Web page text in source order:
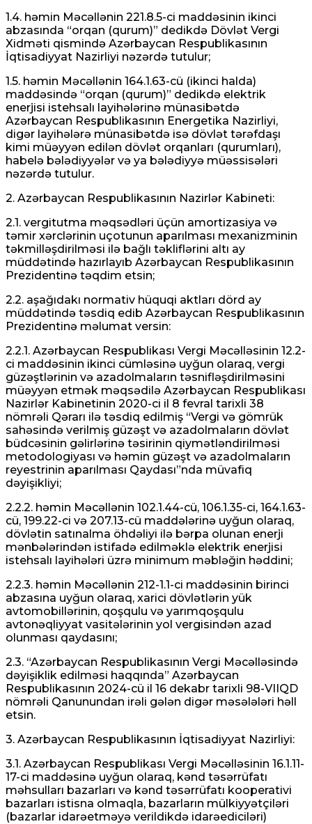
1.4. həmin Məcəllənin 221.8.5-ci maddəsinin ikinci
abzasında “orqan (qurum)” dedikdə Dövlət Vergi
Xidməti qismində Azərbaycan Respublikasının
İqtisadiyyat Nazirliyi nəzərdə tutulur;
1.5. həmin Məcəllənin 164.1.63-cü (ikinci halda)
maddəsində “orqan (qurum)” dedikdə elektrik
enerjisi istehsalı layihələrinə münasibətdə
Azərbaycan Respublikasının Energetika Nazirliyi,
digər layihələrə münasibətdə isə dövlət tərəfdaşı
kimi müəyyən edilən dövlət orqanları (qurumları),
habelə bələdiyyələr və ya bələdiyyə müəssisələri
nəzərdə tutulur.
2. Azərbaycan Respublikasının Nazirlər Kabineti:
2.1. vergitutma məqsədləri üçün amortizasiya və
təmir xərclərinin uçotunun aparılması mexanizminin
təkmilləşdirilməsi ilə bağlı təkliflərini altı ay
müddətində hazırlayıb Azərbaycan Respublikasının
Prezidentinə təqdim etsin;
2.2. aşağıdakı normativ hüquqi aktları dörd ay
müddətində təsdiq edib Azərbaycan Respublikasının
Prezidentinə məlumat versin:
2.2.1. Azərbaycan Respublikası Vergi Məcəlləsinin 12.2-
ci maddəsinin ikinci cümləsinə uyğun olaraq, vergi
güzəştlərinin və azadolmaların təsnifləşdirilməsini
müəyyən etmək məqsədilə Azərbaycan Respublikası
Nazirlər Kabinetinin 2020-ci il 8 fevral tarixli 38
nömrəli Qərarı ilə təsdiq edilmiş “Vergi və gömrük
sahəsində verilmiş güzəşt və azadolmaların dövlət
büdcəsinin gəlirlərinə təsirinin qiymətləndirilməsi
metodologiyası və həmin güzəşt və azadolmaların
reyestrinin aparılması Qaydası”nda müvafiq
dəyişikliyi;
2.2.2. həmin Məcəllənin 102.1.44-cü, 106.1.35-ci, 164.1.63-
cü, 199.22-ci və 207.13-cü maddələrinə uyğun olaraq,
dövlətin satınalma öhdəliyi ilə bərpa olunan enerji
mənbələrindən istifadə edilməklə elektrik enerjisi
istehsalı layihələri üzrə minimum məbləğin həddini;
2.2.3. həmin Məcəllənin 212-1.1-ci maddəsinin birinci
abzasına uyğun olaraq, xarici dövlətlərin yük
avtomobillərinin, qoşqulu və yarımqoşqulu
avtonəqliyyat vasitələrinin yol vergisindən azad
olunması qaydasını;
2.3. “Azərbaycan Respublikasının Vergi Məcəlləsində
dəyişiklik edilməsi haqqında” Azərbaycan
Respublikasının 2024-cü il 16 dekabr tarixli 98-VIIQD
nömrəli Qanunundan irəli gələn digər məsələləri həll
etsin.
3. Azərbaycan Respublikasının İqtisadiyyat Nazirliyi:
3.1. Azərbaycan Respublikası Vergi Məcəlləsinin 16.1.11-
17-ci maddəsinə uyğun olaraq, kənd təsərrüfatı
məhsulları bazarları və kənd təsərrüfatı kooperativi
bazarları istisna olmaqla, bazarların mülkiyyətçiləri
(bazarlar idarəetməyə verildikdə idarəediciləri)